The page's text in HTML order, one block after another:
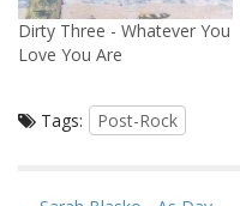
Dirty Three - Whatever You
Love You Are
Tags: Post-Rock